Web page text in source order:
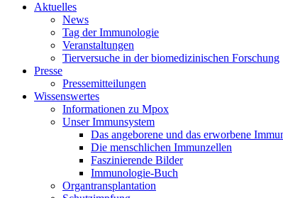
Aktuelles
News
Tag der Immunologie
Veranstaltungen
Tierversuche in der biomedizinischen Forschung
Presse
Pressemitteilungen
Wissenswertes
Informationen zu Mpox
Unser Immunsystem
Das angeborene und das erworbene
Die menschlichen Immunzellen
Faszinierende Bilder
Immunologie-Buch
Organtransplantation